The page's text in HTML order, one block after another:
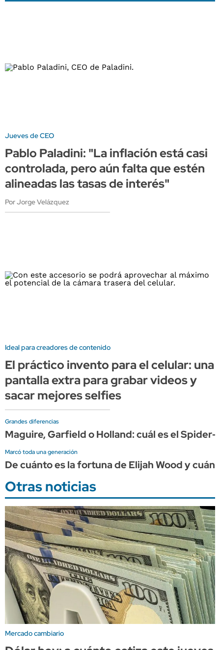
Jueves de CEO
Pablo Paladini: "La inflación está casi
controlada, pero aún falta que estén
alineadas las tasas de interés"
Por Jorge Velázquez
Ideal para creadores de contenido
El práctico invento para el celular: una
pantalla extra para grabar videos y
sacar mejores selfies
Grandes diferencias
Maguire, Garfield o Holland: cuál es el
Marcó toda una generación
De cuánto es la fortuna de Elijah Wood y
Otras noticias
Mercado cambiario